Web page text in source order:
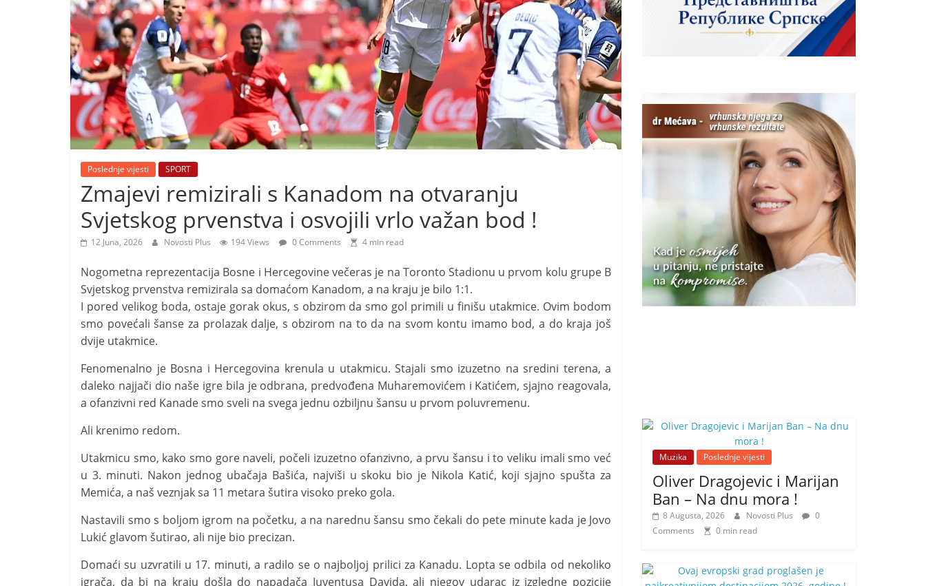
i
t
i
v
n
h
v
Poslednje vijesti SPORT
Zmajevi remizirali s Kanadom na otvaranju
Svjetskog prvenstva i osvojili vrlo važan bod !
12 Juna, 2026 Novosti Plus 194 Views 0 Comments 4 min read
Nogometna reprezentacija Bosne i Hercegovine večeras je na Toronto Stadionu u prvom kolu grupe B
Svjetskog prvenstva remizirala sa domaćom Kanadom, a na kraju je bilo 1:1.
I pored velikog boda, ostaje gorak okus, s obzirom da smo gol primili u finišu utakmice. Ovim bodom
smo povećali šanse za prolazak dalje, s obzirom na to da na svom kontu imamo bod, a do kraja još
dvije utakmice.
Fenomenalno je Bosna i Hercegovina krenula u utakmicu. Stajali smo izuzetno na sredini terena, a
daleko najjači dio naše igre bila je odbrana, predvođena Muharemovićem i Katićem, sjajno reagovala,
a ofanzivni red Kanade smo sveli na svega jednu ozbiljnu šansu u prvom poluvremenu.
Ali krenimo redom.
Utakmicu smo, kako smo gore naveli, počeli izuzetno ofanzivno, a prvu šansu i to veliku imali smo već
u 3. minuti. Nakon jednog ubačaja Bašića, najviši u skoku bio je Nikola Katić, koji sjajno spušta za
Memića, a naš veznjak sa 11 metara šutira visoko preko gola.
Nastavili smo s boljom igrom na početku, a na narednu šansu smo čekali do pete minute kada je Jovo
Lukić glavom šutirao, ali nije bio precizan.
Domaći su uzvratili u 17. minuti, a radilo se o najboljoj prilici za Kanadu. Lopta se odbila od nekoliko
igrača, da bi na kraju došla do napadača Juventusa Davida, ali njegov udarac iz izgledne pozicije
Muzika Poslednje vijesti
Oliver Dragojevic i Marijan
Ban – Na dnu mora !
8 Augusta, 2026 Novosti Plus
0
Comments
0 min read